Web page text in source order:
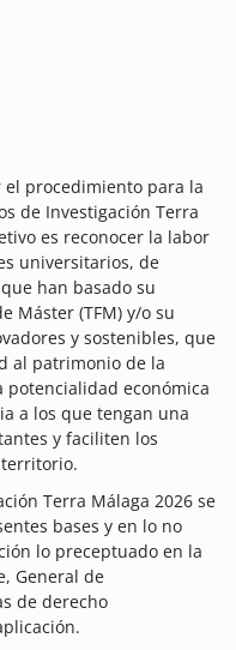
el procedimiento para la
de Investigación Terra
es reconocer la labor
universitarios, de
han basado su
Máster (TFM) y/o su
y sostenibles, que
al patrimonio de la
potencialidad económica
a los que tengan una
y faciliten los
Terra Málaga 2026 se
bases y en lo no
lo preceptuado en la
General de
de derecho